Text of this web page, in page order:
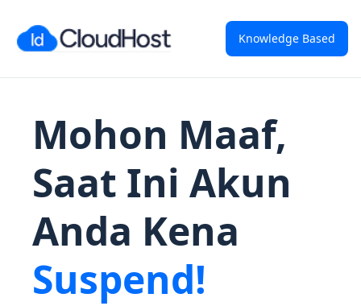
Knowledge Based
Mohon Maaf,
Saat Ini Akun
Anda Kena
Suspend!